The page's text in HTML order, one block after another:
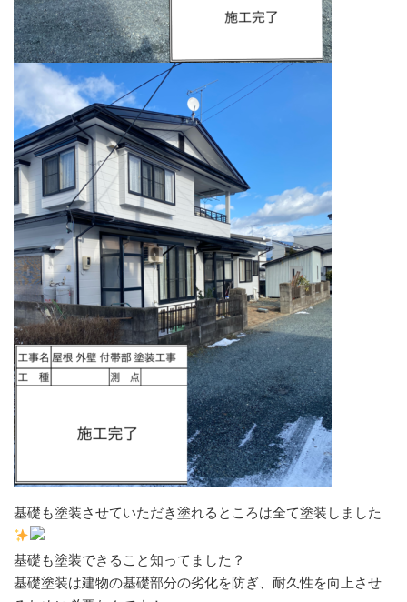
基礎も塗装させていただき塗れるところは全て塗装しました
基礎も塗装できること知ってました？
基礎塗装は建物の基礎部分の劣化を防ぎ、耐久性を向上させ